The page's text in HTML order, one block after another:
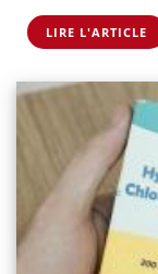
LIRE L'ARTICLE